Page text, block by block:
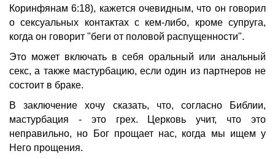
Коринфянам 6:18), кажется очевидным, что он говорил
о сексуальных контактах с кем-либо, кроме супруга,
когда он говорит "беги от половой распущенности".
Это может включать в себя оральный или анальный
секс, а также мастурбацию, если один из партнеров не
состоит в браке.
В заключение хочу сказать, что, согласно Библии,
мастурбация - это грех. Церковь учит, что это
неправильно, но Бог прощает нас, когда мы ищем у
Него прощения.